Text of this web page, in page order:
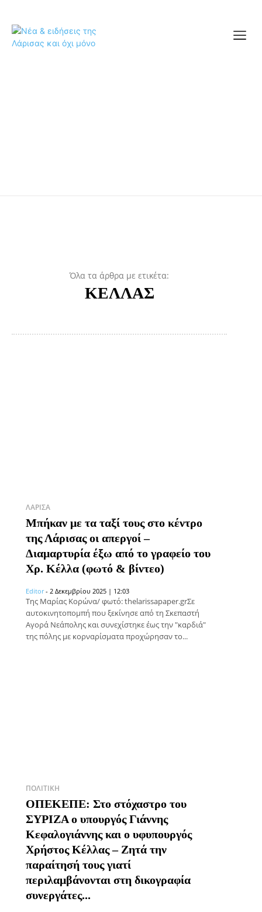
Όλα τα άρθρα με ετικέτα:
ΚΕΛΛΑΣ
ΛΆΡΙΣΑ
Μπήκαν με τα ταξί τους στο κέντρο
της Λάρισας οι απεργοί –
Διαμαρτυρία έξω από το γραφείο του
Χρ. Κέλλα (φωτό & βίντεο)
Editor - 2 Δεκεμβρίου 2025 | 12:03
Της Μαρίας Κορώνα/ φωτό: thelarissapaper.grΣε
αυτοκινητοπομπή που ξεκίνησε από τη Σκεπαστή
Αγορά Νεάπολης και συνεχίστηκε έως την "καρδιά"
της πόλης με κορναρίσματα προχώρησαν το...
ΠΟΛΙΤΙΚΉ
ΟΠΕΚΕΠΕ: Στο στόχαστρο του
ΣΥΡΙΖΑ ο υπουργός Γιάννης
Κεφαλογιάννης και ο υφυπουργός
Χρήστος Κέλλας – Ζητά την
παραίτησή τους γιατί
περιλαμβάνονται στη δικογραφία
συνεργάτες...